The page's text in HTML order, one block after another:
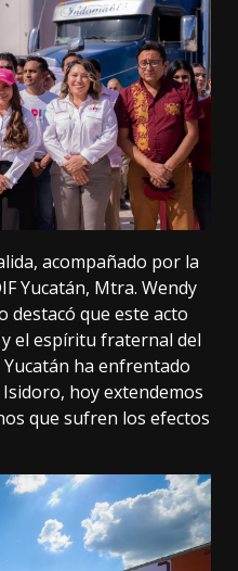
acompañado por la
Yucatán, Mtra. Wendy
destacó que este acto
el espíritu fraternal del
Yucatán ha enfrentado
hoy extendemos
que sufren los efectos